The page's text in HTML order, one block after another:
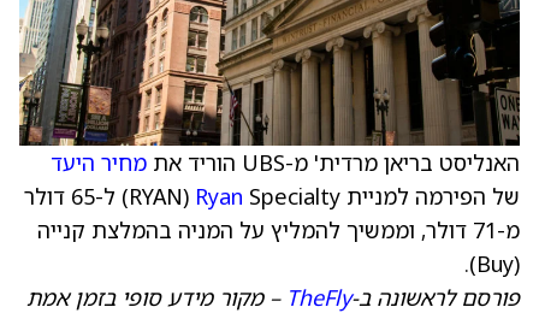
האנליסט בריאן מרדית' מ-UBS הוריד את
מחיר היעד
של הפירמה למניית
Ryan
Specialty ‏(RYAN) ל-65 דולר
מ-71 דולר, וממשיך להמליץ על המניה בהמלצת קנייה
(Buy).
פורסם לראשונה ב-TheFly – מקור מידע סופי בזמן אמת